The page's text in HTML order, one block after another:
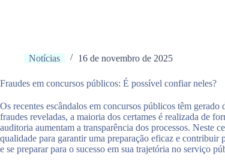
Notícias 16 de novembro de 2025
Fraudes em concursos públicos: É possível confiar neles?
Os recentes escândalos em concursos públicos têm
fraudes reveladas, a maioria dos certames é realizada de
auditoria aumentam a transparência dos processos. Neste
qualidade para garantir uma preparação eficaz e
e se preparar para o sucesso em sua trajetória no serviço